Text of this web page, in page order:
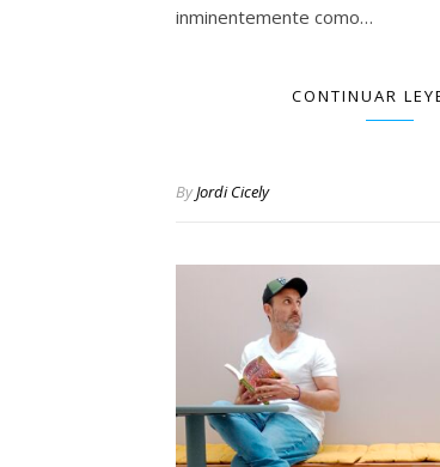
inminentemente como…
CONTINUAR
ByJordi Cicely